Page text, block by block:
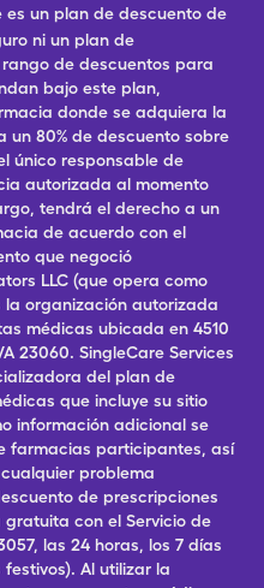
es un plan de descuento de
ni un plan de
de descuentos para
bajo este plan,
donde se adquiera la
80% de descuento sobre
único responsable de
autorizada al momento
tendrá el derecho a un
de acuerdo con el
que negoció
LLC (que opera como
la organización autorizada
médicas ubicada en 4510
23060. SingleCare Services
del plan de
que incluye su sitio
información adicional se
farmacias participantes, así
problema
de prescripciones
con el Servicio de
las 24 horas, los 7 días
Al utilizar la